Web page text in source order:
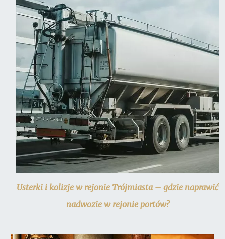
Usterki i kolizje w rejonie Trójmiasta – gdzie naprawić
nadwozie w rejonie portów?